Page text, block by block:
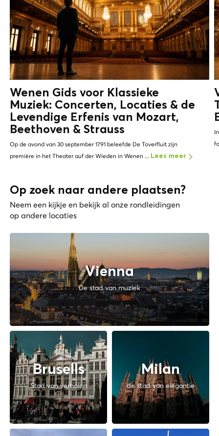
Wenen Gids voor Klassieke
Muziek: Concerten, Locaties & de
Levendige Erfenis van Mozart,
Beethoven & Strauss
Op de avond van 30 september 1791 beleefde De Toverfluit zijn
première in het Theater auf der Wieden in Wenen ... Lees meer
Op zoek naar andere plaatsen?
Neem een kijkje en bekijk al onze rondleidingen
op andere locaties
Vienna
De stad van muziek
Brusells
Stad van verhalen
Milan
de stad van elegantie